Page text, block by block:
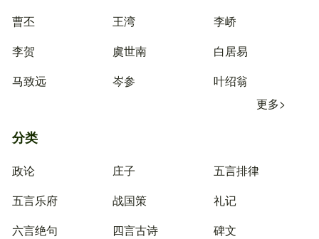
曹丕
王湾
李峤
李贺
虞世南
白居易
马致远
岑参
叶绍翁
更多>
分类
政论 庄子
五言排律
五言乐府
战国策
礼记
六言绝句
四言古诗
碑文